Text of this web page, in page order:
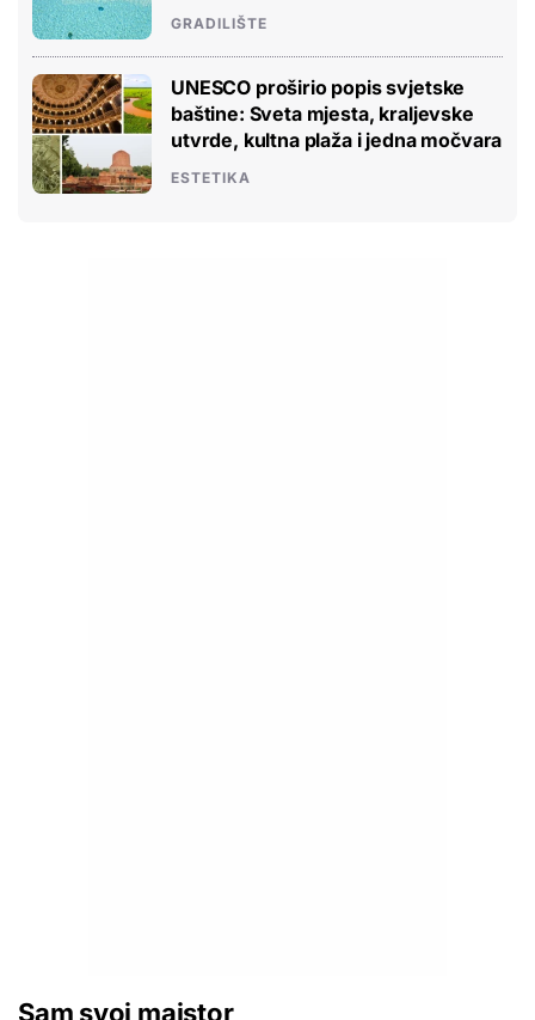
GRADILIŠTE
UNESCO proširio popis svjetske
baštine: Sveta mjesta, kraljevske
utvrde, kultna plaža i jedna močvara
ESTETIKA
Sam svoj majstor